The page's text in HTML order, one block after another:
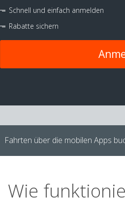
Schnell und einfach anmelden
Rabatte sichern
Fahrten über die mobilen Apps
Wie